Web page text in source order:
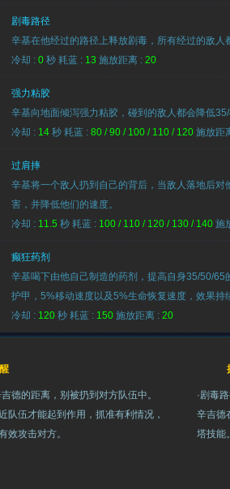
剧毒路径
辛基在他经过的路径上释放剧毒，所有经过的敌
冷却 :0 秒 耗蓝 : 13 施放距离 :20
强力粘胶
辛基向地面倾泻强力粘胶，碰到的敌人都会降低
冷却 : 14 秒 耗蓝 :80 / 90 / 100 / 110 / 120 施放距
过肩摔
辛基将一个敌人扔到自己的背后，当敌人落地后
害，并降低他们的速度。
冷却 : 11.5 秒 耗蓝 : 100 / 110 / 120 / 130 / 140 施
癫狂药剂
辛基喝下由他自己制造的药剂，提高自身35/50/
护甲，5%移动速度以及5%生命恢复速度，效果持
冷却 : 120 秒 耗蓝 : 150 施放距离 :20
德的距离，别被扔到对方队伍中。
队伍才能起到作用，抓准有利情况，
效攻击对方。
·剧毒
辛吉德
塔技能